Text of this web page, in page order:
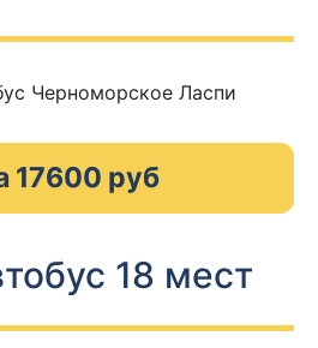
17600 руб
18 мест